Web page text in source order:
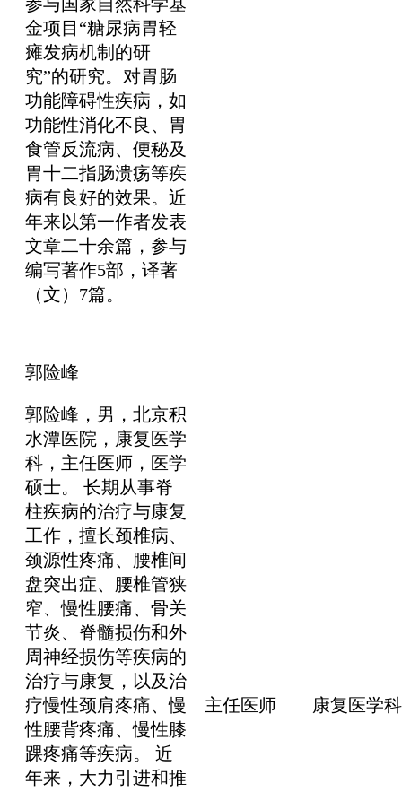
金项目“糖尿病胃轻
瘫发病机制的研
究”的研究。对胃肠
功能障碍性疾病，如
功能性消化不良、胃
食管反流病、便秘及
胃十二指肠溃疡等疾
病有良好的效果。近
年来以第一作者发表
文章二十余篇，参与
编写著作5部，译著
（文）7篇。
郭险峰
郭险峰，男，北京积
水潭医院，康复医学
科，主任医师，医学
硕士。 长期从事脊
柱疾病的治疗与康复
工作，擅长颈椎病、
颈源性疼痛、腰椎间
盘突出症、腰椎管狭
窄、慢性腰痛、骨关
节炎、脊髓损伤和外
周神经损伤等疾病的
治疗与康复，以及治
疗慢性颈肩疼痛、慢
性腰背疼痛、慢性膝
踝疼痛等疾病。 近
年来，大力引进和推
主任医师 康复医学科